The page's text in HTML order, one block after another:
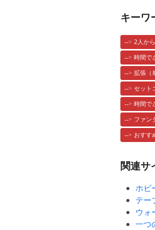
キーワ
2人から
時間で
拡張（
セット
時間で
ファン
おすす
関連サ
ホビ
テー
ウォ
一つ